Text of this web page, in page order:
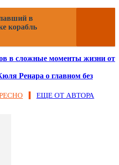
в
корабль
в сложные моменты жизни от
Ренара о главном без
ЕЩЕ ОТ АВТОРА